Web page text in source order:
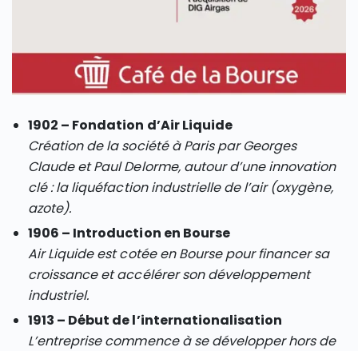
1902 – Fondation d’Air Liquide
Création de la société à Paris par Georges
Claude et Paul Delorme, autour d’une innovation
clé : la liquéfaction industrielle de l’air (oxygène,
azote).
1906 – Introduction en Bourse
Air Liquide est cotée en Bourse pour financer sa
croissance et accélérer son développement
industriel.
1913 – Début de l’internationalisation
L’entreprise commence à se développer hors de